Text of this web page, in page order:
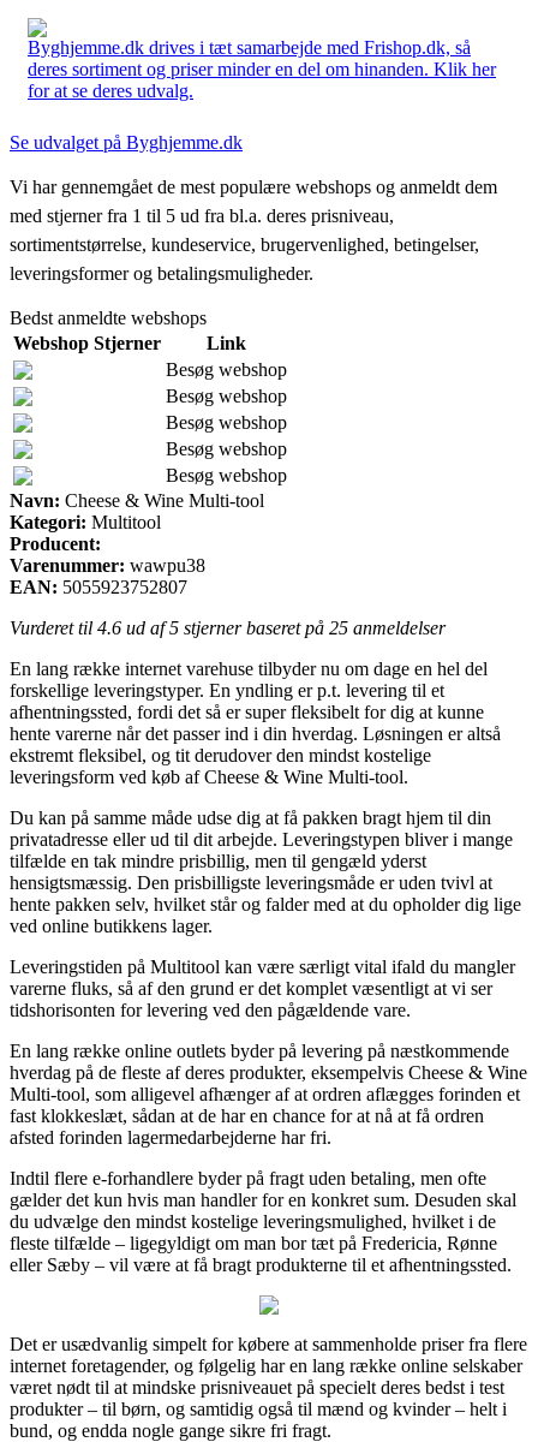
Byghjemme.dk drives i tæt samarbejde med Frishop.dk, så
deres sortiment og priser minder en del om hinanden. Klik her
for at se deres udvalg.
Se udvalget på Byghjemme.dk
Vi har gennemgået de mest populære webshops og anmeldt dem
med stjerner fra 1 til 5 ud fra bl.a. deres prisniveau,
sortimentstørrelse, kundeservice, brugervenlighed, betingelser,
leveringsformer og betalingsmuligheder.
Bedst anmeldte webshops
Webshop Stjerner
Link
Besøg webshop
Besøg webshop
Besøg webshop
Besøg webshop
Besøg webshop
Navn: Cheese & Wine Multi-tool
Kategori: Multitool
Producent:
Varenummer: wawpu38
EAN: 5055923752807
Vurderet til 4.6 ud af 5 stjerner baseret på 25 anmeldelser
En lang række internet varehuse tilbyder nu om dage en hel del
forskellige leveringstyper. En yndling er p.t. levering til et
afhentningssted, fordi det så er super fleksibelt for dig at kunne
hente varerne når det passer ind i din hverdag. Løsningen er altså
ekstremt fleksibel, og tit derudover den mindst kostelige
leveringsform ved køb af Cheese & Wine Multi-tool.
Du kan på samme måde udse dig at få pakken bragt hjem til din
privatadresse eller ud til dit arbejde. Leveringstypen bliver i mange
tilfælde en tak mindre prisbillig, men til gengæld yderst
hensigtsmæssig. Den prisbilligste leveringsmåde er uden tvivl at
hente pakken selv, hvilket står og falder med at du opholder dig lige
ved online butikkens lager.
Leveringstiden på Multitool kan være særligt vital ifald du mangler
varerne fluks, så af den grund er det komplet væsentligt at vi ser
tidshorisonten for levering ved den pågældende vare.
En lang række online outlets byder på levering på næstkommende
hverdag på de fleste af deres produkter, eksempelvis Cheese & Wine
Multi-tool, som alligevel afhænger af at ordren aflægges forinden et
fast klokkeslæt, sådan at de har en chance for at nå at få ordren
afsted forinden lagermedarbejderne har fri.
Indtil flere e-forhandlere byder på fragt uden betaling, men ofte
gælder det kun hvis man handler for en konkret sum. Desuden skal
du udvælge den mindst kostelige leveringsmulighed, hvilket i de
fleste tilfælde – ligegyldigt om man bor tæt på Fredericia, Rønne
eller Sæby – vil være at få bragt produkterne til et afhentningssted.
Det er usædvanlig simpelt for købere at sammenholde priser fra flere
internet foretagender, og følgelig har en lang række online selskaber
været nødt til at mindske prisniveauet på specielt deres bedst i test
produkter – til børn, og samtidig også til mænd og kvinder – helt i
bund, og endda nogle gange sikre fri fragt.